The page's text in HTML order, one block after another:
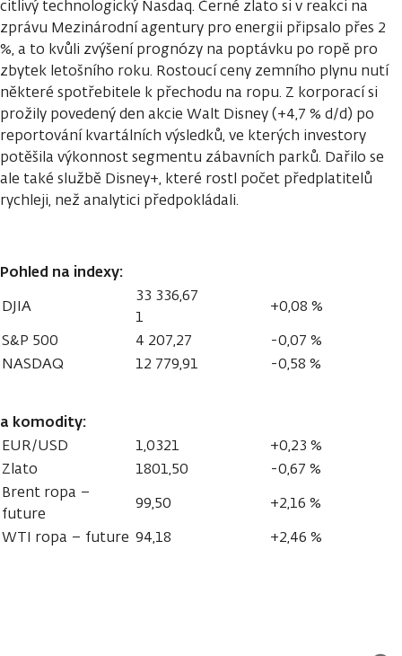
citlivý technologický Nasdaq. Černé zlato si v reakci na
zprávu Mezinárodní agentury pro energii připsalo přes 2
%, a to kvůli zvýšení prognózy na poptávku po ropě pro
zbytek letošního roku. Rostoucí ceny zemního plynu nutí
některé spotřebitele k přechodu na ropu. Z korporací si
prožily povedený den akcie Walt Disney (+4,7 % d/d) po
reportování kvartálních výsledků, ve kterých investory
potěšila výkonnost segmentu zábavních parků. Dařilo se
ale také službě Disney+, které rostl počet předplatitelů
rychleji, než analytici předpokládali.
Pohled na indexy:
DJIA
33 336,67
1
+0,08 %
S&P 500
4 207,27
-0,07 %
NASDAQ
12 779,91 -0,58 %
a komodity:
EUR/USD 1,0321
+0,23 %
Zlato
1801,50
-0,67 %
Brent ropa –
future
99,50
+2,16 %
WTI ropa – future 94,18 +2,46 %